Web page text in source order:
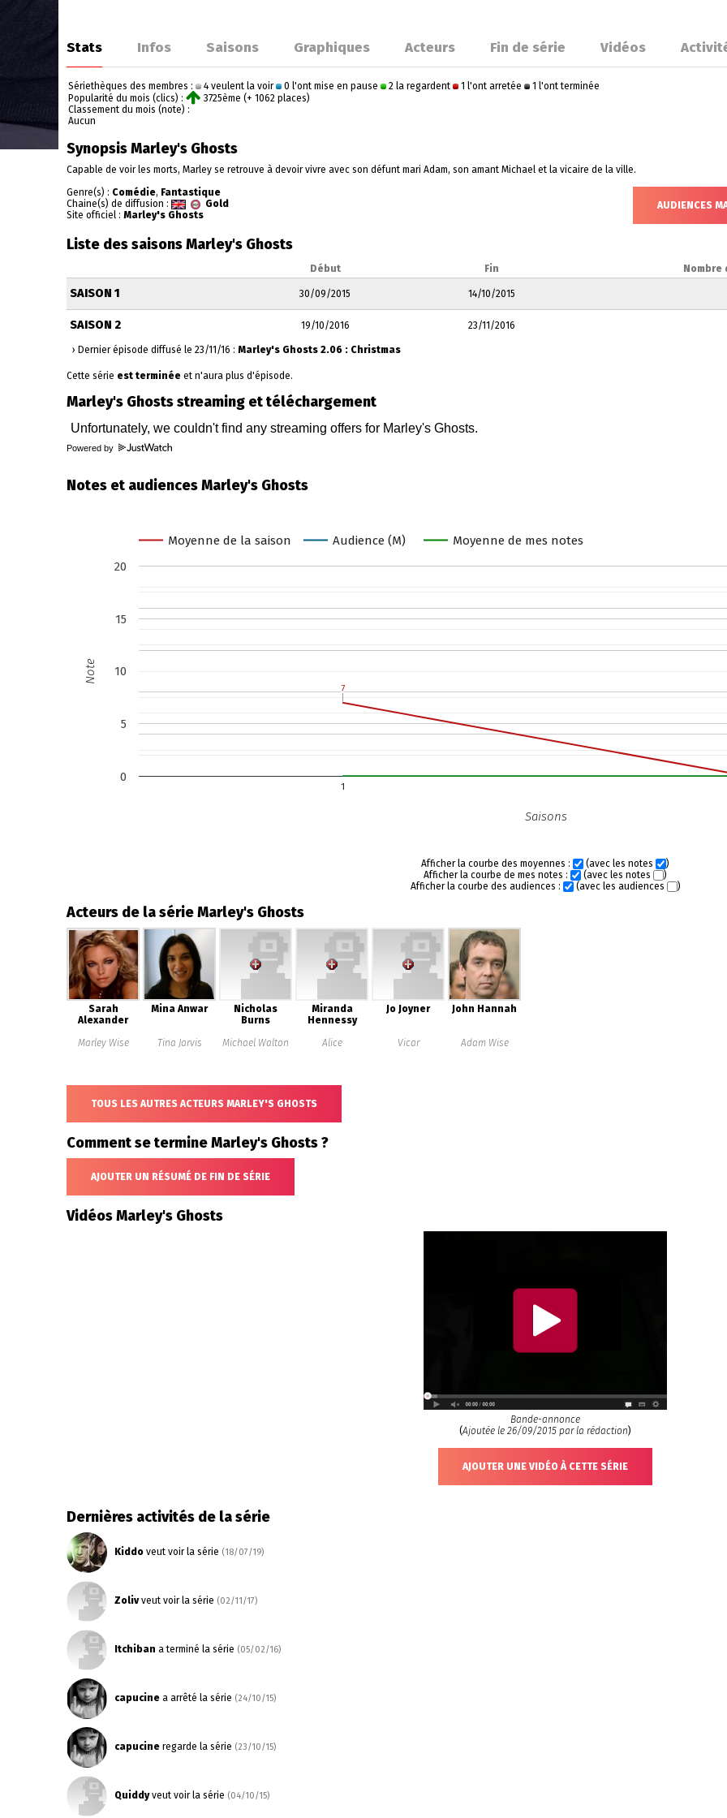
Stats Infos Saisons Graphiques Acteurs Fin de série Vidéos
Sériethèques des membres : 4 veulent la voir 0 l'ont mise en pause 2 la regardent 1 l'ont arretée
1 l'ont terminée
Popularité du mois (clics) :
3725ème (+ 1062 places)
Classement du mois (note) :
Aucun
Synopsis Marley's Ghosts
Capable de voir les morts, Marley se retrouve à devoir vivre avec son défunt mari Adam, son amant Michael et la vicaire de la ville.
Genre(s) : Comédie, Fantastique
Chaine(s) de diffusion :
Gold
Site officiel : Marley's Ghosts
AUDIENCES
Liste des saisons Marley's Ghosts
Début Fin
SAISON 1 30/09/2015 14/10/2015
SAISON 2 19/10/2016 23/11/2016
› Dernier épisode diffusé le 23/11/16 : Marley's Ghosts 2.06 : Christmas
Cette série est terminée et n'aura plus d'épisode.
Marley's Ghosts streaming et téléchargement
Powered by
Notes et audiences Marley's Ghosts
Moyenne de la saison Audience (M) Moyenne de mes notes
1
0
5
10
15
20
7
7
Saisons
Note
Afficher la courbe des moyennes : (avec les notes
)
Afficher la courbe de mes notes :
(avec les notes
)
Afficher la courbe des audiences :
(avec les audiences )
Acteurs de la série Marley's Ghosts
Sarah
Alexander
Marley Wise
Mina Anwar
Tina Jarvis
Nicholas
Burns
Michael Walton
Miranda
Hennessy
Alice
Jo Joyner
Vicar
John Hannah
Adam Wise
TOUS LES AUTRES ACTEURS MARLEY'S GHOSTS
Comment se termine Marley's Ghosts ?
AJOUTER UN RÉSUMÉ DE FIN DE SÉRIE
Vidéos Marley's Ghosts
Bande-annonce
(Ajoutée le 26/09/2015 par la rédaction)
AJOUTER UNE VIDÉO À CETTE SÉRIE
Dernières activités de la série
Kiddo veut voir la série (18/07/19)
Zolivveut voir la série (02/11/17)
Itchiban a terminé la série (05/02/16)
capucine a arrêté la série (24/10/15)
capucine regarde la série (23/10/15)
Quiddyveut voir la série (04/10/15)